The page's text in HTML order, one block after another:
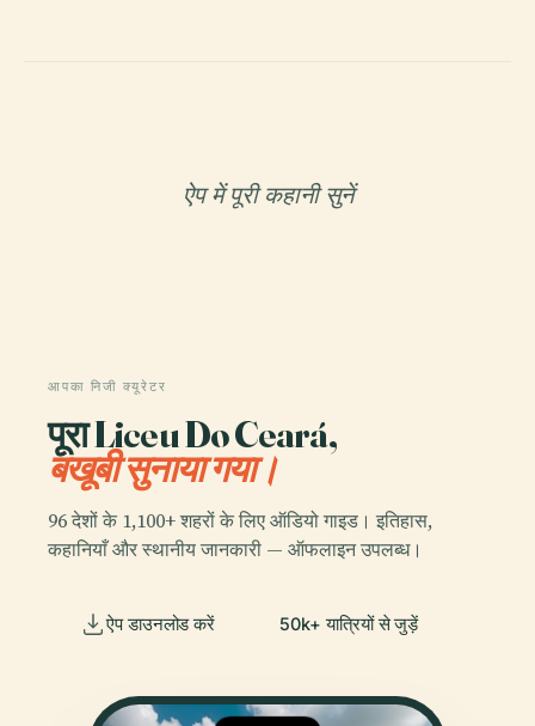
ऐप में पूरी कहानी सुनें
आपका निजी क्यूरेटर
पूरा Liceu Do Ceará,
बखूबी सुनाया गया।
96 देशों के 1,100+ शहरों के लिए ऑडियो गाइड। इतिहास,
कहानियाँ और स्थानीय जानकारी — ऑफलाइन उपलब्ध।
ऐप डाउनलोड करें 50k+ यात्रियों से जुड़ें